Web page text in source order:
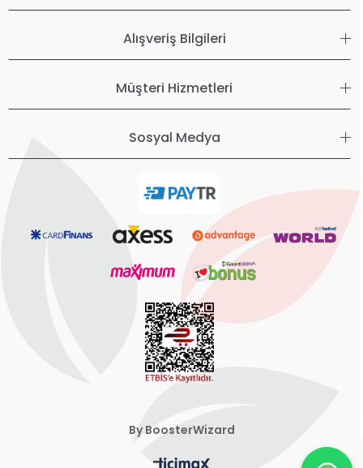
Alışveriş Bilgileri
Müşteri Hizmetleri
Sosyal Medya
By BoosterWizard